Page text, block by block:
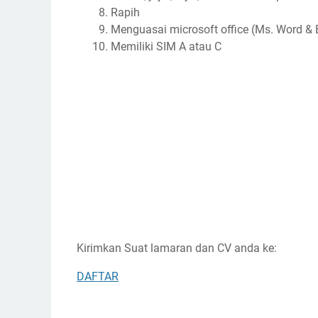
Rapih
Menguasai microsoft office (Ms. Word &
Memiliki SIM A atau C
Kirimkan Suat lamaran dan CV anda ke:
DAFTAR